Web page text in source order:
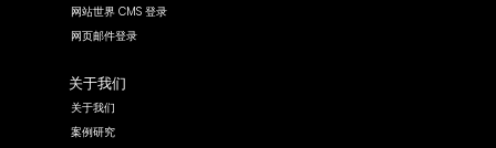
网站世界 CMS 登录
网页邮件登录
关于我们
关于我们
案例研究